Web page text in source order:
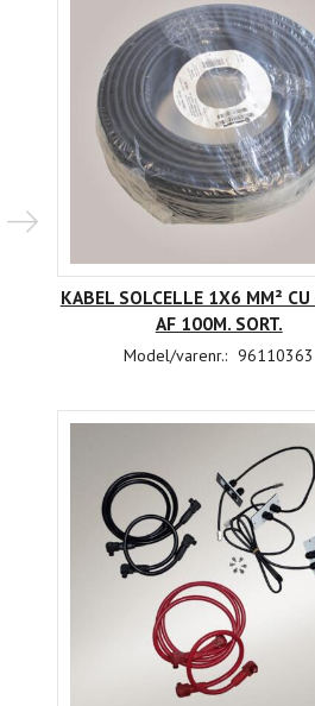
KABEL SOLCELLE 1X6 MM² CU PV
500 M RULLE SORT
Log ind her
for at købe
KABEL SOLCELLE 1X6 MM² CU
AF 100M. SORT.
Model/varenr.: 96110363